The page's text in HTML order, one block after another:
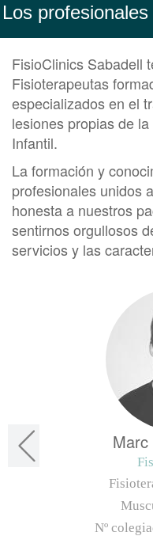
Los
FisioClinics Sabadell
Fisioterapeutas
especializados en el
lesiones propias de
Infantil.
La formación y
profesionales unidos
honesta a nuestros
sentirnos orgullosos
servicios y las
Nº